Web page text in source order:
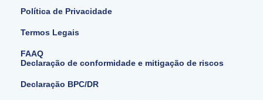
Política de Privacidade
Termos Legais
FAAQ
Declaração de conformidade e mitigação de riscos
Declaração BPC/DR